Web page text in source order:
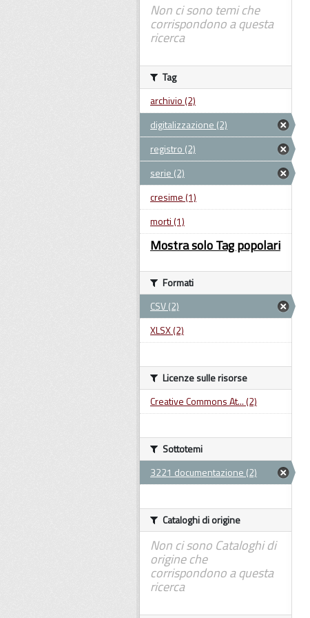
Non ci sono temi che
corrispondono a questa
ricerca
Tag
archivio (2)
digitalizzazione (2)
registro (2)
serie (2)
cresime (1)
morti (1)
Mostra solo Tag popolari
Formati
CSV (2)
XLSX (2)
Licenze sulle risorse
Creative Commons At... (2)
Sottotemi
3221 documentazione (2)
Cataloghi di origine
Non ci sono Cataloghi di
origine che
corrispondono a questa
ricerca